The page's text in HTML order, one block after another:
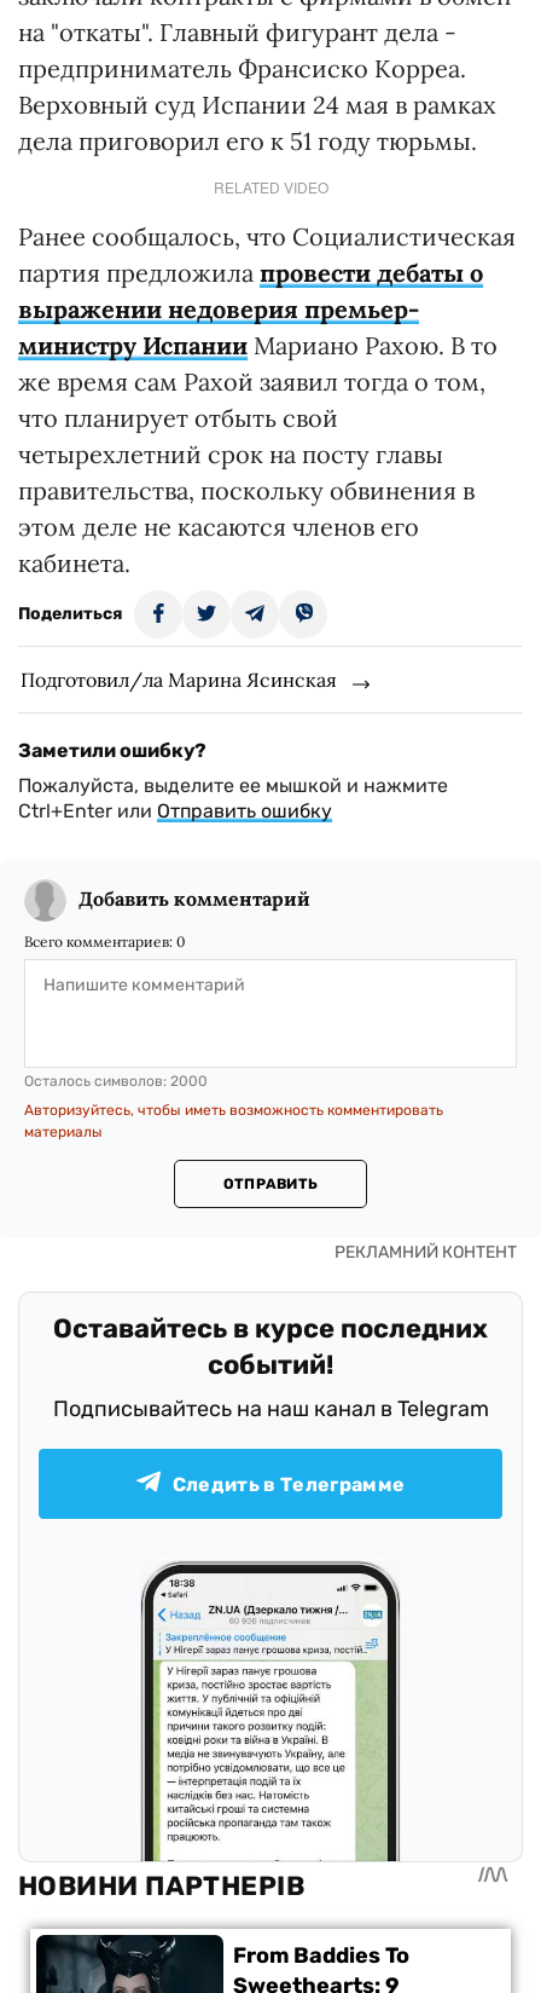
на "откаты". Главный фигурант дела -
предприниматель Франсиско Корреа.
Верховный суд Испании 24 мая в рамках
дела приговорил его к 51 году тюрьмы.
RELATED VIDEO
Ранее сообщалось, что Социалистическая
партия предложила провести дебаты о
выражении недоверия премьер-
министру Испании Мариано Рахою. В то
же время сам Рахой заявил тогда о том,
что планирует отбыть свой
четырехлетний срок на посту главы
правительства, поскольку обвинения в
этом деле не касаются членов его
кабинета.
Поделиться
Подготовил/ла Марина Ясинская
Заметили ошибку?
Пожалуйста, выделите ее мышкой и нажмите
Ctrl+Enter или Отправить ошибку
Добавить комментарий
Всего комментариев: 0
Осталось символов: 2000
Авторизуйтесь, чтобы иметь возможность комментировать
материалы
ОТПРАВИТЬ
Оставайтесь в курсе последних
событий!
Подписывайтесь на наш канал в Telegram
Следить в Телеграмме